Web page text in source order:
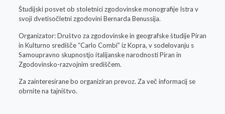
Študijski posvet ob stoletnici zgodovinske monografije Istra v
svoji dvetisočletni zgodovini Bernarda Benussija.
Organizator: Društvo za zgodovinske in geografske študije Piran
in Kulturno središče “Carlo Combi” iz Kopra, v sodelovanju s
Samoupravno skupnostjo italijanske narodnosti Piran in
Zgodovinsko-razvojnim središčem.
Za zainteresirane bo organiziran prevoz. Za več informacij se
obrnite na tajništvo.